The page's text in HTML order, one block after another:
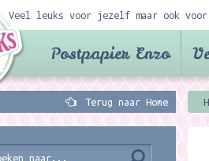
Veel leuks voor jezelf maar ook
Postpapier Enzo
Terug naar Home